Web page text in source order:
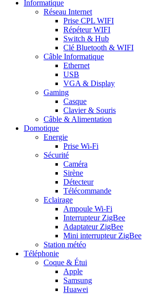
Informatique
Réseau Internet
Prise CPL WIFI
Répéteur WIFI
Switch & Hub
Clé Bluetooth & WIFI
Câble Informatique
Ethernet
USB
VGA & Display
Gaming
Casque
Clavier & Souris
Câble & Alimentation
Domotique
Energie
Prise Wi-Fi
Sécurité
Caméra
Sirène
Détecteur
Télécommande
Eclairage
Ampoule Wi-Fi
Interrupteur ZigBee
Adaptateur ZigBee
Mini interrupteur ZigBee
Station météo
Téléphonie
Coque & Étui
Apple
Samsung
Huawei